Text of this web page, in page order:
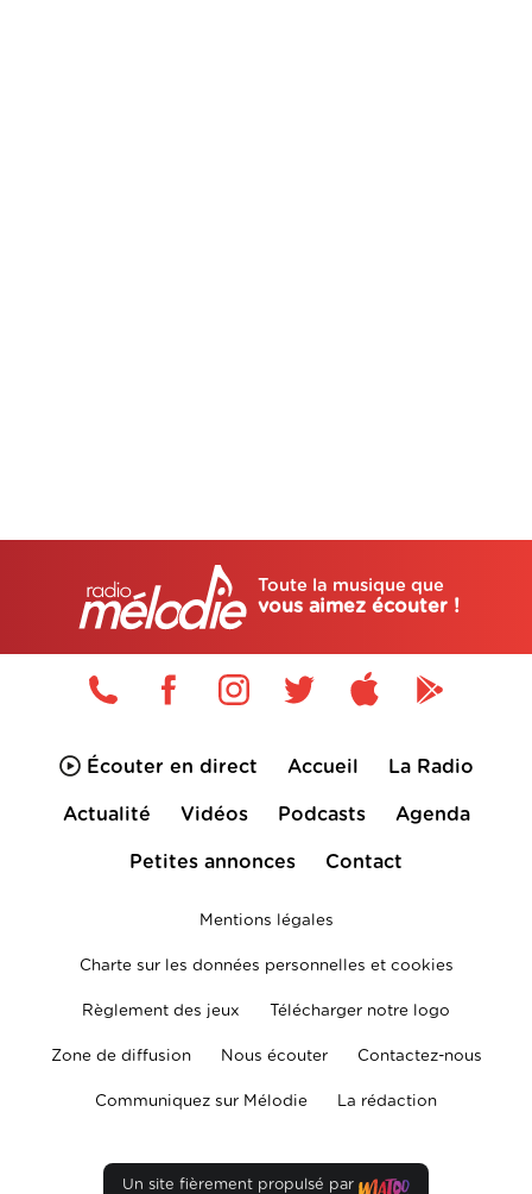
Toute la musique que
vous aimez écouter !
Écouter en direct Accueil La Radio
Actualité Vidéos Podcasts Agenda
Petites annonces Contact
Mentions légales
Charte sur les données personnelles et cookies
Règlement des jeux Télécharger notre logo
Zone de diffusion Nous écouter Contactez-nous
Communiquez sur Mélodie La rédaction
Un site fièrement propulsé par